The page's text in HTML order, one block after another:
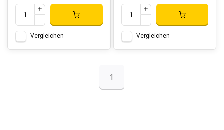
Vergleichen Vergleichen
1